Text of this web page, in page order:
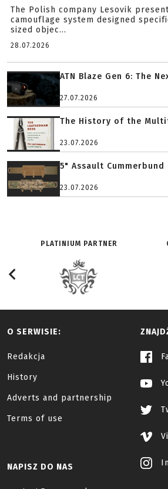
The Polish company Lesovik
camouflage system designed
sized objec...
28.07.2026
ATN Blaze Gen 6: The
27.07.2026
The History of the
23.07.2026
5" Assault
23.07.2026
PLATINIUM PARTNER
O SERWISIE:
Redakcja
History
Adverts and partnership
Terms of use
NAPISZ DO NAS